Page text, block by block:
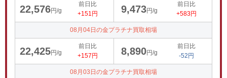
22,576円/g
前日比
+151円
9,473円/g
前日比
+583円
08月04日の金プラチナ買取相場
22,425円/g
前日比
+157円
8,890円/g
前日比
-52円
08月03日の金プラチナ買取相場